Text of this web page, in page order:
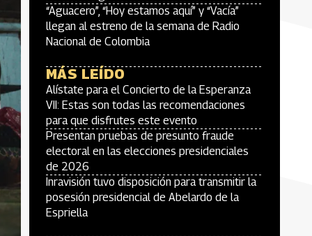
“Aguacero”, “Hoy estamos aquí” y “Vacía”
llegan al estreno de la semana de Radio
Nacional de Colombia
MÁS LEÍDO
Alístate para el Concierto de la Esperanza
VII: Estas son todas las recomendaciones
para que disfrutes este evento
Presentan pruebas de presunto fraude
electoral en las elecciones presidenciales
de 2026
Inravisión tuvo disposición para transmitir la
posesión presidencial de Abelardo de la
Espriella